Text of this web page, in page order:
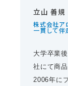
立山 善規
株式会社ア
一貫して伴
大学卒業
社にて商
2006年に